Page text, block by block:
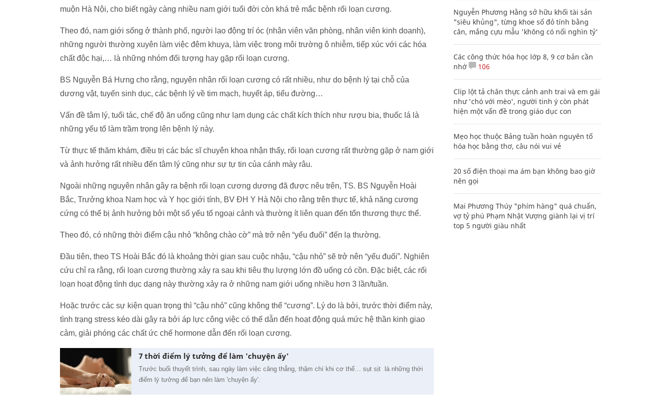
muộn Hà Nội, cho biết ngày càng nhiều nam giới tuổi đời còn khá trẻ mắc bệnh rối loạn cương.
Theo đó, nam giới sống ở thành phố, người lao động trí óc (nhân viên văn phòng, nhân viên kinh doanh),
những người thường xuyên làm việc đêm khuya, làm việc trong môi trường ô nhiễm, tiếp xúc với các hóa
chất độc hại,… là những nhóm đối tượng hay gặp rối loạn cương.
BS Nguyễn Bá Hưng cho rằng, nguyên nhân rối loạn cương có rất nhiều, như do bệnh lý tại chỗ của
dương vật, tuyến sinh dục, các bệnh lý về tim mạch, huyết áp, tiểu đường…
Vấn đề tâm lý, tuổi tác, chế độ ăn uống cũng như lạm dụng các chất kích thích như rượu bia, thuốc lá là
những yếu tố làm trầm trọng lên bệnh lý này.
Từ thực tế thăm khám, điều trị các bác sĩ chuyên khoa nhận thấy, rối loạn cương rất thường gặp ở nam giới
và ảnh hưởng rất nhiều đến tâm lý cũng như sự tự tin của cánh mày râu.
Ngoài những nguyên nhân gây ra bệnh rối loạn cương dương đã được nêu trên, TS. BS Nguyễn Hoài
Bắc, Trưởng khoa Nam học và Y học giới tính, BV ĐH Y Hà Nội cho rằng trên thực tế, khả năng cương
cứng có thể bị ảnh hưởng bởi một số yếu tố ngoại cảnh và thường ít liên quan đến tổn thương thực thể.
Theo đó, có những thời điểm cậu nhỏ “không chào cờ” mà trở nên “yếu đuối” đến lạ thường.
Đầu tiên, theo TS Hoài Bắc đó là khoảng thời gian sau cuộc nhậu, “cậu nhỏ” sẽ trở nên “yếu đuối”. Nghiên
cứu chỉ ra rằng, rối loạn cương thường xảy ra sau khi tiêu thụ lượng lớn đồ uống có cồn. Đặc biệt, các rối
loạn hoạt động tình dục dạng này thường xảy ra ở những nam giới uống nhiều hơn 3 lần/tuần.
Hoặc trước các sự kiện quan trọng thì “cậu nhỏ” cũng không thể “cương”. Lý do là bởi, trước thời điểm này,
tình trạng stress kéo dài gây ra bởi áp lực công việc có thể dẫn đến hoạt động quá mức hệ thần kinh giao
cảm, giải phóng các chất ức chế hormone dẫn đến rối loạn cương.
7 thời điểm lý tưởng để làm 'chuyện ấy'
Trước buổi thuyết trình, sau ngày làm việc căng thẳng, thậm chí khi cơ thể… sụt sịt là những thời
điểm lý tưởng để bạn nên làm 'chuyện ấy'.
Nguyễn Phương Hằng sở hữu khối tài sản
"siêu khủng", từng khoe sổ đỏ tính bằng
cân, mắng cựu mẫu 'không có nổi nghìn tỷ'
Các công thức hóa học lớp 8, 9 cơ bản cần
nhớ
106
Clip lột tả chân thực cảnh anh trai và em gái
như 'chó với mèo', người tinh ý còn phát
hiện một vấn đề trong giáo dục con
Mẹo học thuộc Bảng tuần hoàn nguyên tố
hóa học bằng thơ, câu nói vui vẻ
20 số điện thoại ma ám bạn không bao giờ
nên gọi
Mai Phương Thúy "phím hàng" quá chuẩn,
vợ tỷ phú Phạm Nhật Vượng giành lại vị trí
top 5 người giàu nhất